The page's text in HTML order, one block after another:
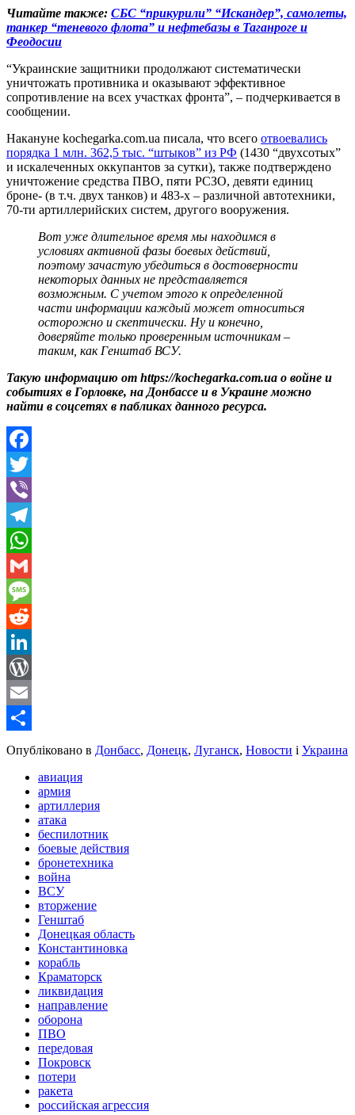
Читайте также: СБС “прикурили” “Искандер”, самолеты,
танкер “теневого флота” и нефтебазы в Таганроге и
Феодосии
“Украинские защитники продолжают систематически
уничтожать противника и оказывают эффективное
сопротивление на всех участках фронта”, – подчеркивается в
сообщении.
Накануне kochegarka.com.ua писала, что всего отвоевались
порядка 1 млн. 362,5 тыс. “штыков” из РФ (1430 “двухсотых”
и искалеченных оккупантов за сутки), также подтверждено
уничтожение средства ПВО, пяти РСЗО, девяти единиц
броне- (в т.ч. двух танков) и 483-х – различной автотехники,
70-ти артиллерийских систем, другого вооружения.
Вот уже длительное время мы находимся в
условиях активной фазы боевых действий,
поэтому зачастую убедиться в достоверности
некоторых данных не представляется
возможным. С учетом этого к определенной
части информации каждый может относиться
осторожно и скептически. Ну и конечно,
доверяйте только проверенным источникам –
таким, как Генштаб ВСУ.
Такую информацию от https://kochegarka.com.ua о войне и
событиях в Горловке, на Донбассе и в Украине можно
найти в соцсетях в пабликах данного ресурса.
Facebook
Twitter
Viber
Telegram
WhatsApp
Gmail
Message
Reddit
LinkedIn
WordPress
Email
Share
Опубліковано в Донбасс, Донецк, Луганск, Новости і Украина
авиация
армия
артиллерия
атака
беспилотник
боевые действия
бронетехника
война
ВСУ
вторжение
Генштаб
Донецкая область
Константиновка
корабль
Краматорск
ликвидация
направление
оборона
ПВО
передовая
Покровск
потери
ракета
российская агрессия